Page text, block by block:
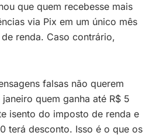
que quem recebesse mais
via Pix em um único mês
renda. Caso contrário,
falsas não querem
quem ganha até R$ 5
isento do imposto de renda e
terá desconto. Isso é o que os